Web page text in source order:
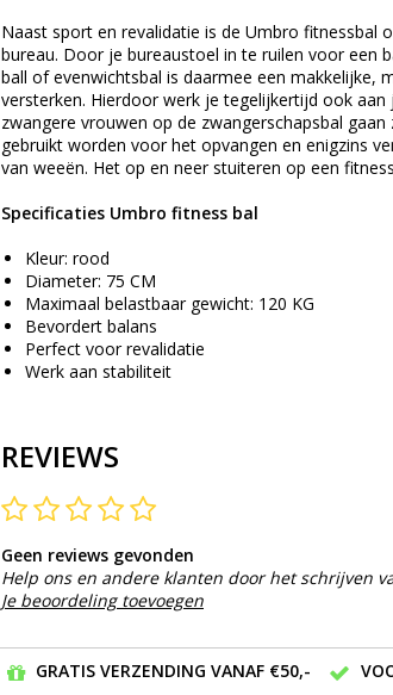
Naast sport en revalidatie is de Umbro fitnessbal
bureau. Door je bureaustoel in te ruilen voor een
ball of evenwichtsbal is daarmee een makkelijke,
versterken. Hierdoor werk je tegelijkertijd ook
zwangere vrouwen op de zwangerschapsbal
gebruikt worden voor het opvangen en enigzins
van weeën. Het op en neer stuiteren op een
Specificaties Umbro fitness bal
Kleur: rood
Diameter: 75 CM
Maximaal belastbaar gewicht: 120 KG
Bevordert balans
Perfect voor revalidatie
Werk aan stabiliteit
REVIEWS
Geen reviews gevonden
Help ons en andere klanten door het schrijven
Je beoordeling toevoegen
GRATIS VERZENDING VANAF €50,-